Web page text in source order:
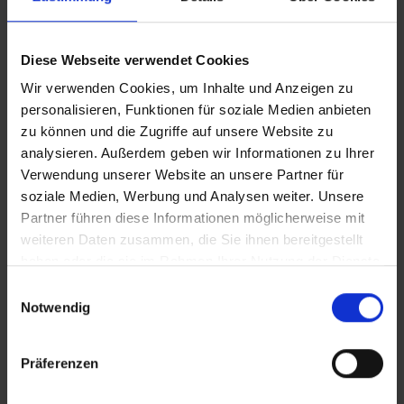
Diese Webseite verwendet Cookies
Wir verwenden Cookies, um Inhalte und Anzeigen zu
personalisieren, Funktionen für soziale Medien anbieten
zu können und die Zugriffe auf unsere Website zu
analysieren. Außerdem geben wir Informationen zu Ihrer
Verwendung unserer Website an unsere Partner für
soziale Medien, Werbung und Analysen weiter. Unsere
Partner führen diese Informationen möglicherweise mit
weiteren Daten zusammen, die Sie ihnen bereitgestellt
Notwendig
Präferenzen
In Sicherheit in Deutschland, in Gedanken im Krieg
CLEAN_Ostergarten
IT_Ostergarten
Zusätzliches Material
Bilder
SRT-Untertitel